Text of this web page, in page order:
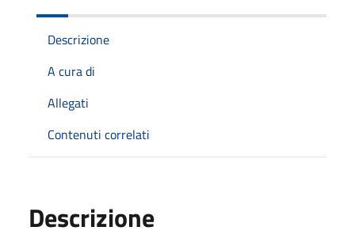
Descrizione
A cura di
Allegati
Contenuti correlati
Descrizione